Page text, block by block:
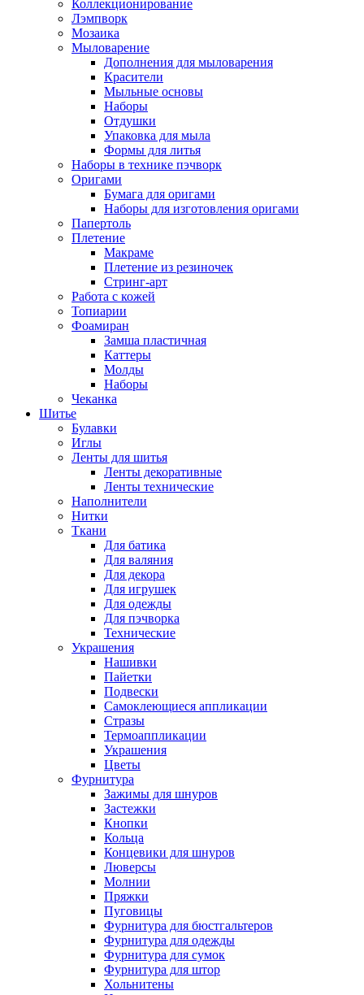
Коллекционирование
Лэмпворк
Мозаика
Мыловарение
Дополнения для мыловарения
Красители
Мыльные основы
Наборы
Отдушки
Упаковка для мыла
Формы для литья
Наборы в технике пэчворк
Оригами
Бумага для оригами
Наборы для изготовления оригами
Папертоль
Плетение
Макраме
Плетение из резиночек
Стринг-арт
Работа с кожей
Топиарии
Фоамиран
Замша пластичная
Каттеры
Молды
Наборы
Чеканка
Шитье
Булавки
Иглы
Ленты для шитья
Ленты декоративные
Ленты технические
Наполнители
Нитки
Ткани
Для батика
Для валяния
Для декора
Для игрушек
Для одежды
Для пэчворка
Технические
Украшения
Нашивки
Пайетки
Подвески
Самоклеющиеся аппликации
Стразы
Термоаппликации
Украшения
Цветы
Фурнитура
Зажимы для шнуров
Застежки
Кнопки
Кольца
Концевики для шнуров
Люверсы
Молнии
Пряжки
Пуговицы
Фурнитура для бюстгальтеров
Фурнитура для одежды
Фурнитура для сумок
Фурнитура для штор
Хольнитены